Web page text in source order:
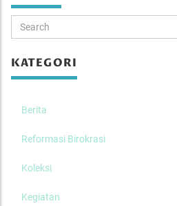
KATEGORI
Berita
Reformasi Birokrasi
Koleksi
Kegiatan